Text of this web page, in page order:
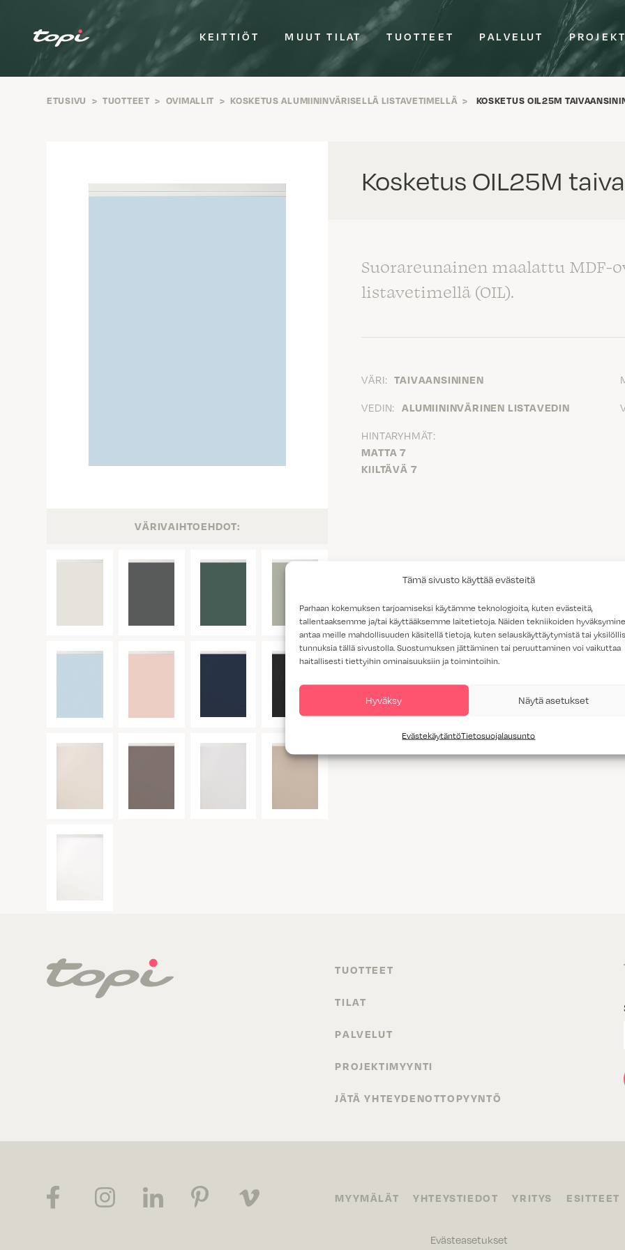
Tämä sivusto käyttää evästeitä
Parhaan kokemuksen tarjoamiseksi käytämme teknologioita, kuten evästeitä,
tallentaaksemme ja/tai käyttääksemme laitetietoja. Näiden tekniikoiden
antaa meille mahdollisuuden käsitellä tietoja, kuten selauskäyttäytymistä tai
tunnuksia tällä sivustolla. Suostumuksen jättäminen tai peruuttaminen voi vaikuttaa
haitallisesti tiettyihin ominaisuuksiin ja toimintoihin.
Hyväksy Näytä asetukset
EvästekäytäntöTietosuojalausunto
KEITTIÖT MUUT TILAT TUOTTEET PALVELUT
ETUSIVU > TUOTTEET > OVIMALLIT > KOSKETUS ALUMIININVÄRISELLÄ LISTAVETIMELLÄ > KOSKETUS OIL25M
VÄRIVAIHTOEHDOT:
Kosketus OIL25M
Suorareunainen maalattu
listavetimellä (OIL).
VÄRI: TAIVAANSININEN
VEDIN: ALUMIININVÄRINEN LISTAVEDIN
HINTARYHMÄT:
MATTA 7
KIILTÄVÄ 7
TUOTTEET
TILAT
PALVELUT
PROJEKTIMYYNTI
JÄTÄ YHTEYDENOTTOPYYNTÖ
MYYMÄLÄT YHTEYSTIEDOT YRITYS ESITTEET
Evästeasetukset